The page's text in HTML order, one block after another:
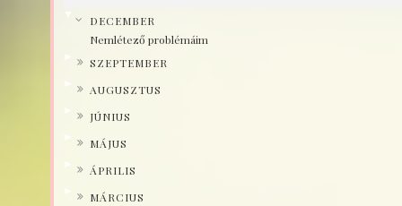
DECEMBER
Nemlétező problémáim
► SZEPTEMBER
► AUGUSZTUS
► JÚNIUS
► MÁJUS
► ÁPRILIS
► MÁRCIUS